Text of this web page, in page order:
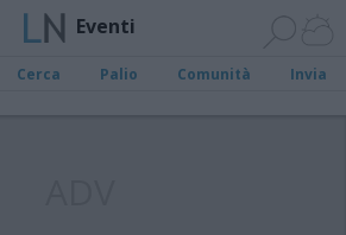
Eventi
Cerca Palio Comunità Invia